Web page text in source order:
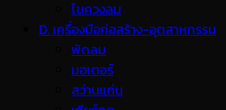
ไขควงลม
D. เครื่องมือก่อสร้าง-อุตสาหกรรม
พ้ดลม
มอเตอร์
สว่านแท่น